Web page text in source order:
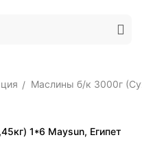
/ Маслины б/к 3000г
1*6 Maysun, Египет